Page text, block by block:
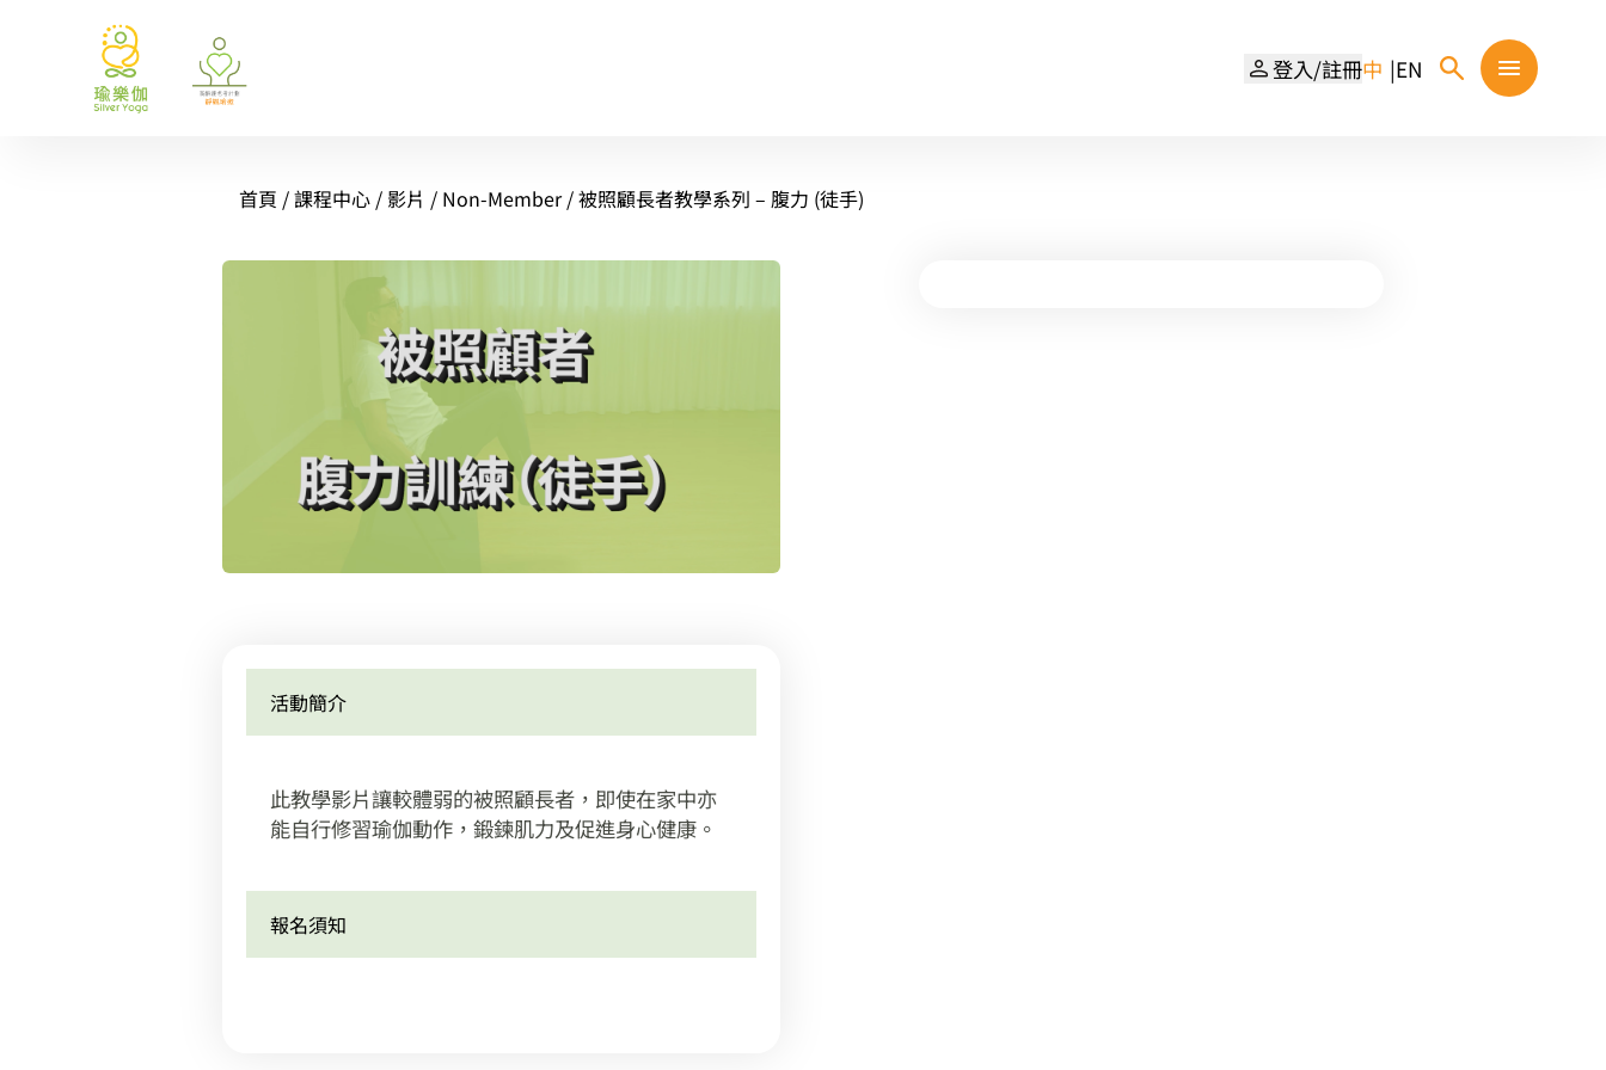
登入/註冊中 EN
首頁 /課程中心 / 影片 / Non-Member/ 被照顧長者教學系列 – 腹力 (徒手)
活動簡介
此教學影片讓較體弱的被照顧長者，即使在家中亦
能自行修習瑜伽動作，鍛鍊肌力及促進身心健康。
報名須知